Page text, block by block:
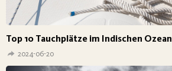
Top 10 Tauchplätze im Indischen Ozean
2024-06-20